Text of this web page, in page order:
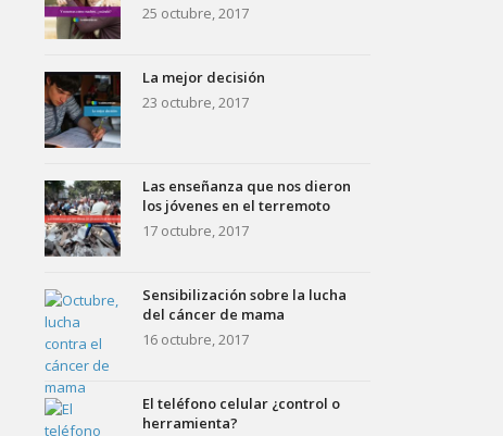
25 octubre, 2017
La mejor decisión
23 octubre, 2017
Las enseñanza que nos dieron
los jóvenes en el terremoto
17 octubre, 2017
Sensibilización sobre la lucha
del cáncer de mama
16 octubre, 2017
El teléfono celular ¿control o
herramienta?